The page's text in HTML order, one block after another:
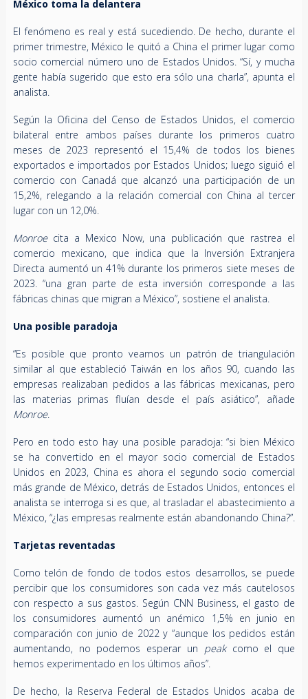
México toma la delantera
El fenómeno es real y está sucediendo. De hecho, durante el
primer trimestre, México le quitó a China el primer lugar como
socio comercial número uno de Estados Unidos. “Sí, y mucha
gente había sugerido que esto era sólo una charla”, apunta el
analista.
Según la Oficina del Censo de Estados Unidos, el comercio
bilateral entre ambos países durante los primeros cuatro
meses de 2023 representó el 15,4% de todos los bienes
exportados e importados por Estados Unidos; luego siguió el
comercio con Canadá que alcanzó una participación de un
15,2%, relegando a la relación comercial con China al tercer
lugar con un 12,0%.
Monroecita a Mexico Now, una publicación que rastrea el
comercio mexicano, que indica que la Inversión Extranjera
Directa aumentó un 41% durante los primeros siete meses de
2023. “una gran parte de esta inversión corresponde a las
fábricas chinas que migran a México”, sostiene el analista.
Una posible paradoja
“Es posible que pronto veamos un patrón de triangulación
similar al que estableció Taiwán en los años 90, cuando las
empresas realizaban pedidos a las fábricas mexicanas, pero
las materias primas fluían desde el país asiático”, añade
Monroe.
Pero en todo esto hay una posible paradoja: “si bien México
se ha convertido en el mayor socio comercial de Estados
Unidos en 2023, China es ahora el segundo socio comercial
más grande de México, detrás de Estados Unidos, entonces el
analista se interroga si es que, al trasladar el abastecimiento a
México, “¿las empresas realmente están abandonando China?”.
Tarjetas reventadas
Como telón de fondo de todos estos desarrollos, se puede
percibir que los consumidores son cada vez más cautelosos
con respecto a sus gastos. Según CNN Business, el gasto de
los consumidores aumentó un anémico 1,5% en junio en
comparación con junio de 2022 y “aunque los pedidos están
aumentando, no podemos esperar un peakcomo el que
hemos experimentado en los últimos años”.
De hecho, la Reserva Federal de Estados Unidos acaba de